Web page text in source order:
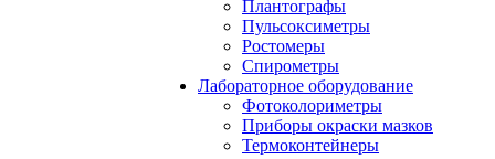
Плантографы
Пульсоксиметры
Ростомеры
Спирометры
Лабораторное оборудование
Фотоколориметры
Приборы окраски мазков
Термоконтейнеры